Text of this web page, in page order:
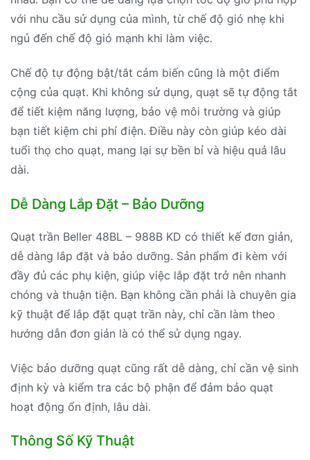
với nhu cầu sử dụng của mình, từ chế độ gió nhẹ khi
ngủ đến chế độ gió mạnh khi làm việc.
Chế độ tự động bật/tắt cảm biến cũng là một điểm
cộng của quạt. Khi không sử dụng, quạt sẽ tự động tắt
để tiết kiệm năng lượng, bảo vệ môi trường và giúp
bạn tiết kiệm chi phí điện. Điều này còn giúp kéo dài
tuổi thọ cho quạt, mang lại sự bền bỉ và hiệu quả lâu
dài.
Dễ Dàng Lắp Đặt – Bảo Dưỡng
Quạt trần Beller 48BL – 988B KD có thiết kế đơn giản,
dễ dàng lắp đặt và bảo dưỡng. Sản phẩm đi kèm với
đầy đủ các phụ kiện, giúp việc lắp đặt trở nên nhanh
chóng và thuận tiện. Bạn không cần phải là chuyên gia
kỹ thuật để lắp đặt quạt trần này, chỉ cần làm theo
hướng dẫn đơn giản là có thể sử dụng ngay.
Việc bảo dưỡng quạt cũng rất dễ dàng, chỉ cần vệ sinh
định kỳ và kiểm tra các bộ phận để đảm bảo quạt
hoạt động ổn định, lâu dài.
Thông Số Kỹ Thuật